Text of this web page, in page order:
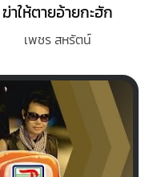
ฆ่าให้ตายอ้ายกะฮัก
เพชร สหรัตน์